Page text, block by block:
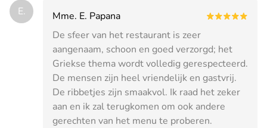
E.
Mme. E. Papana
De sfeer van het restaurant is zeer
aangenaam, schoon en goed verzorgd; het
Griekse thema wordt volledig gerespecteerd.
De mensen zijn heel vriendelijk en gastvrij.
De ribbetjes zijn smaakvol. Ik raad het zeker
aan en ik zal terugkomen om ook andere
gerechten van het menu te proberen.